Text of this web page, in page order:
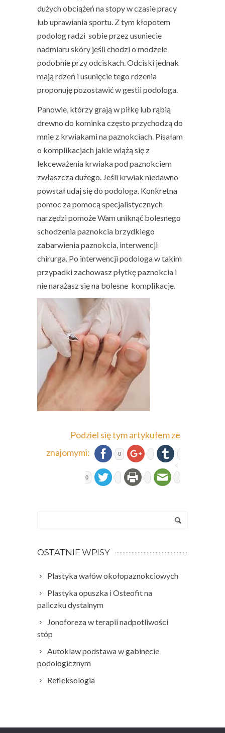
dużych obciążeń na stopy w czasie pracy
lub uprawiania sportu. Z tym kłopotem
podolog radzi sobie przez usuniecie
nadmiaru skóry jeśli chodzi o modzele
podobnie przy odciskach. Odciski jednak
mają rdzeń i usunięcie tego rdzenia
proponuję pozostawić w gestii podologa.
Panowie, którzy grają w piłkę lub rąbią
drewno do kominka często przychodzą do
mnie z krwiakami na paznokciach. Pisałam
o komplikacjach jakie wiążą się z
lekceważenia krwiaka pod paznokciem
zwłaszcza dużego. Jeśli krwiak niedawno
powstał udaj się do podologa. Konkretna
pomoc za pomocą specjalistycznych
narzędzi pomoże Wam uniknąć bolesnego
schodzenia paznokcia brzydkiego
zabarwienia paznokcia, interwencji
chirurga. Po interwencji podologa w takim
przypadki zachowasz płytkę paznokcia i
nie narażasz się na bolesne komplikacje.
Podziel się tym artykułem ze
znajomymi:
0
0
OSTATNIE WPISY
Plastyka wałów okołopaznokciowych
Plastyka opuszka i Osteofit na
paliczku dystalnym
Jonoforeza w terapii nadpotliwości
stóp
Autoklaw podstawa w gabinecie
podologicznym
Refleksologia